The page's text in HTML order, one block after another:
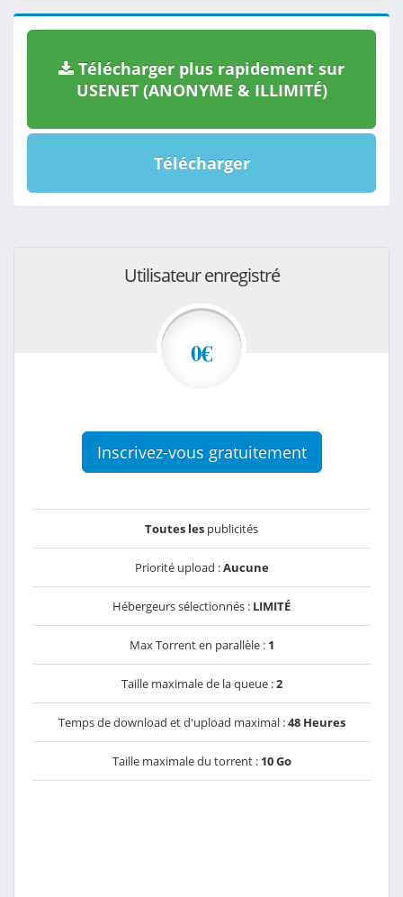
Télécharger plus rapidement sur
USENET (ANONYME & ILLIMITÉ)
Télécharger
Utilisateur enregistré
0€
Inscrivez-vous gratuitement
Toutes les publicités
Priorité upload :Aucune
Hébergeurs sélectionnés : LIMITÉ
Max Torrent en parallèle : 1
Taille maximale de la queue :2
Temps de download et d'upload maximal :48 Heures
Taille maximale du torrent : 10 Go